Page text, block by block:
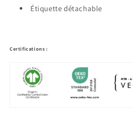
Étiquette détachable
Certifications :